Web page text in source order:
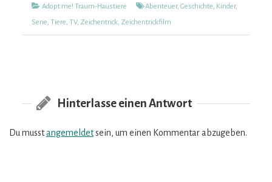
Kategorien
Adopt me! Traum-Haustiere TagsAbenteuer,Geschichte, Kinder,
Serie, Tiere, TV, Zeichentrick, Zeichentrickfilm
Hinterlasse einen Antwort
Du musstangemeldetsein, um einen Kommentar abzugeben.